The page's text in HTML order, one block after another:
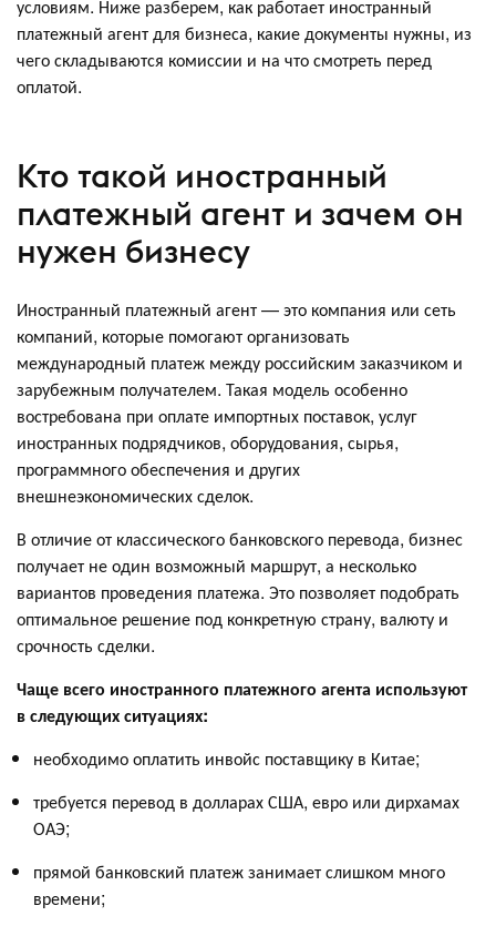
условиям. Ниже разберем, как работает иностранный
платежный агент для бизнеса, какие документы нужны, из
чего складываются комиссии и на что смотреть перед
оплатой.
Кто такой иностранный
платежный агент и зачем он
нужен бизнесу
Иностранный платежный агент — это компания или сеть
компаний, которые помогают организовать
международный платеж между российским заказчиком и
зарубежным получателем. Такая модель особенно
востребована при оплате импортных поставок, услуг
иностранных подрядчиков, оборудования, сырья,
программного обеспечения и других
внешнеэкономических сделок.
В отличие от классического банковского перевода, бизнес
получает не один возможный маршрут, а несколько
вариантов проведения платежа. Это позволяет подобрать
оптимальное решение под конкретную страну, валюту и
срочность сделки.
Чаще всего иностранного платежного агента используют
в следующих ситуациях:
необходимо оплатить инвойс поставщику в Китае;
требуется перевод в долларах США, евро или дирхамах
ОАЭ;
прямой банковский платеж занимает слишком много
времени;